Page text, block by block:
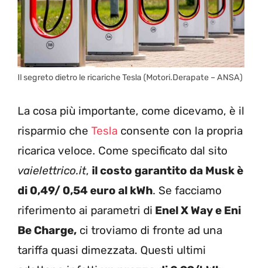
Il segreto dietro le ricariche Tesla (Motori.Derapate – ANSA)
La cosa più importante, come dicevamo, è il
risparmio che Tesla consente con la propria
ricarica veloce. Come specificato dal sito
vaielettrico.it, il costo garantito da Musk è
di 0,49/ 0,54 euro al kWh. Se facciamo
riferimento ai parametri di Enel X Way e Eni
Be Charge, ci troviamo di fronte ad una
tariffa quasi dimezzata. Questi ultimi